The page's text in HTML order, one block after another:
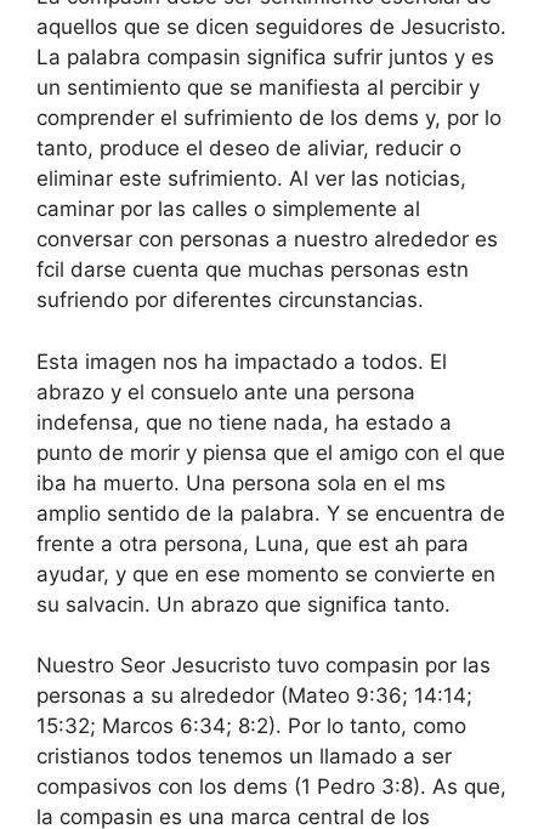
aquellos que se dicen seguidores de Jesucristo.
La palabra compasin significa sufrir juntos y es
un sentimiento que se manifiesta al percibir y
comprender el sufrimiento de los dems y, por lo
tanto, produce el deseo de aliviar, reducir o
eliminar este sufrimiento. Al ver las noticias,
caminar por las calles o simplemente al
conversar con personas a nuestro alrededor es
fcil darse cuenta que muchas personas estn
sufriendo por diferentes circunstancias.
Esta imagen nos ha impactado a todos. El
abrazo y el consuelo ante una persona
indefensa, que no tiene nada, ha estado a
punto de morir y piensa que el amigo con el que
iba ha muerto. Una persona sola en el ms
amplio sentido de la palabra. Y se encuentra de
frente a otra persona, Luna, que est ah para
ayudar, y que en ese momento se convierte en
su salvacin. Un abrazo que significa tanto.
Nuestro Seor Jesucristo tuvo compasin por las
personas a su alrededor (Mateo 9:36; 14:14;
15:32; Marcos 6:34; 8:2). Por lo tanto, como
cristianos todos tenemos un llamado a ser
compasivos con los dems (1 Pedro 3:8). As que,
la compasin es una marca central de los